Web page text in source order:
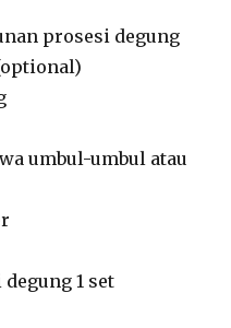
prosesi degung
umbul-umbul atau
1 set